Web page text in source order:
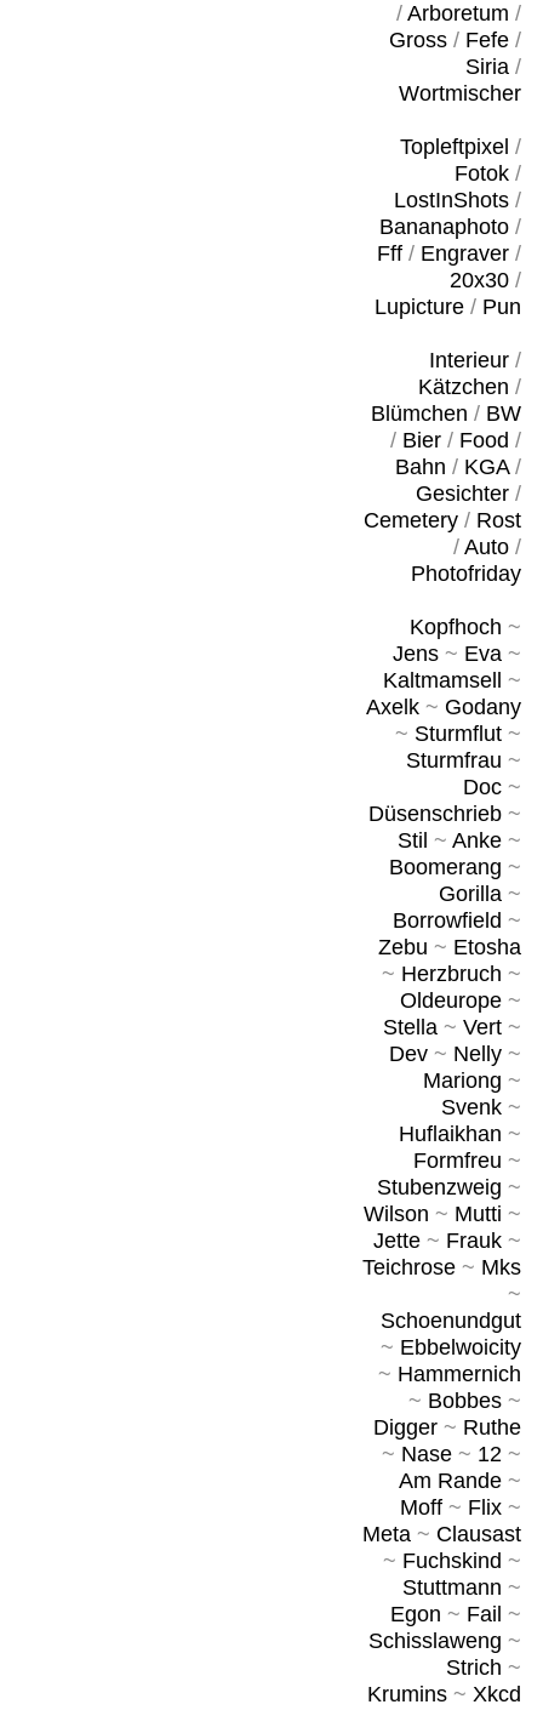
/ Arboretum /
Gross/ Fefe/
Siria/
Wortmischer
Topleftpixel /
Fotok/
LostInShots/
Bananaphoto/
Fff/ Engraver/
20x30/
Lupicture/ Pun
Interieur/
Kätzchen /
Blümchen / BW
/ Bier/ Food /
Bahn / KGA/
Gesichter/
Cemetery/ Rost
/ Auto/
Photofriday
Kopfhoch ~
Jens~ Eva~
Kaltmamsell
~
Axelk~ Godany
~ Sturmflut~
Sturmfrau ~
Doc~
Düsenschrieb~
Stil ~ Anke~
Boomerang ~
Gorilla~
Borrowfield ~
Zebu ~ Etosha
~ Herzbruch ~
Oldeurope~
Stella~ Vert~
Dev~ Nelly~
Mariong ~
Svenk~
Huflaikhan ~
Formfreu ~
Stubenzweig ~
Wilson ~ Mutti ~
Jette~ Frauk~
Teichrose~ Mks
~
Schoenundgut
~ Ebbelwoicity
~ Hammernich
~ Bobbes~
Digger~ Ruthe
~ Nase~ 12~
Am Rande~
Moff~ Flix~
Meta~ Clausast
~ Fuchskind ~
Stuttmann ~
Egon ~ Fail ~
Schisslaweng ~
Strich ~
Krumins~ Xkcd